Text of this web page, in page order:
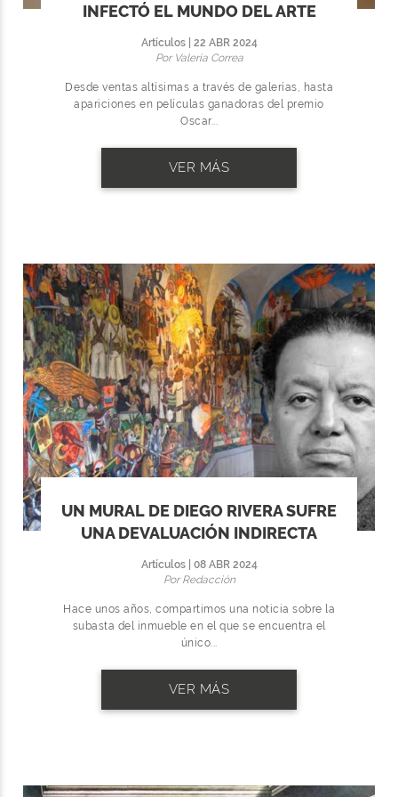
INFECTÓ EL MUNDO DEL ARTE
Artículos | 22 ABR 2024
Por Valeria Correa
Desde ventas altísimas a través de galerías, hasta
apariciones en películas ganadoras del premio
Oscar...
VER MÁS
UN MURAL DE DIEGO RIVERA SUFRE
UNA DEVALUACIÓN INDIRECTA
Artículos | 08 ABR 2024
Por Redacción
Hace unos años, compartimos una noticia sobre la
subasta del inmueble en el que se encuentra el
único...
VER MÁS